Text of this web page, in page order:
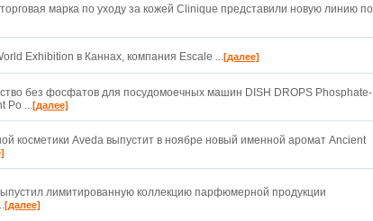
марка по уходу за кожей Clinique представили новую линию по
Exhibition в Каннах, компания Escale ...[далее]
без фосфатов для посудомоечных машин DISH DROPS Phosphate-
Po ...[далее]
косметики Aveda выпустит в ноябре новый именной аромат Ancient
лимитированную коллекцию парфюмерной продукции
[далее]